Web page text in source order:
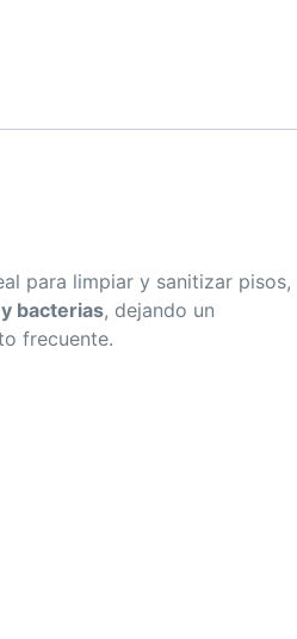
para limpiar y sanitizar pisos,
bacterias, dejando un
frecuente.